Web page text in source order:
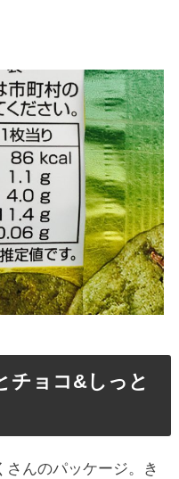
チョコ&しっと
んのパッケージ。き